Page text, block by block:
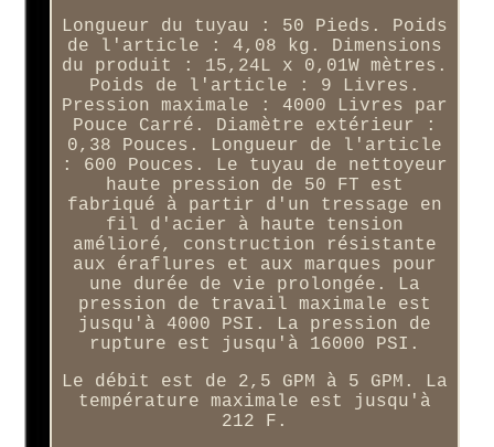
Longueur du tuyau : 50 Pieds. Poids
de l'article : 4,08 kg. Dimensions
du produit : 15,24L x 0,01W mètres.
Poids de l'article : 9 Livres.
Pression maximale : 4000 Livres par
Pouce Carré. Diamètre extérieur :
0,38 Pouces. Longueur de l'article
: 600 Pouces. Le tuyau de nettoyeur
haute pression de 50 FT est
fabriqué à partir d'un tressage en
fil d'acier à haute tension
amélioré, construction résistante
aux éraflures et aux marques pour
une durée de vie prolongée. La
pression de travail maximale est
jusqu'à 4000 PSI. La pression de
rupture est jusqu'à 16000 PSI.
Le débit est de 2,5 GPM à 5 GPM. La
température maximale est jusqu'à
212 F.